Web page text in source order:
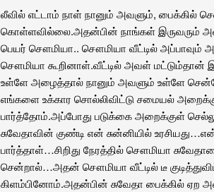
லீவில் எட்டாம் நாள் நானும் அவளும், பைக்கில்
கொள்ளவில்லை.அதன்பின் நாங்கள் இருவரும்
பெயர் சௌமியா.. சௌமியா வீட்டில் அப்பாவும்
சௌமியா கூறினாள்.வீட்டில் அவள்
உள்ளே அழைத்தால் நானும் அவளும் உள்ளே
எங்களை உக்கார சொல்லிவிட்டு சமையல்
பார்த்தோம்.அப்போது படுக்கை அறைக்குள்
சுவேதாவின் குண்டி என் சுன்னியில்
பார்த்தாள்…சிறிது நேரத்தில் சௌமியா
சென்றால்…அதன் சௌமியா வீட்டில் டீ
கிளம்பினோம்.அதன்பின் சுவேதா பைக்கில் ஏற